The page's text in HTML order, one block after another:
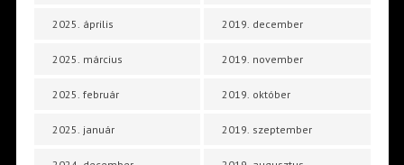
2025. április
2025. március
2025. február
2025. január
2019. december
2019. november
2019. október
2019. szeptember